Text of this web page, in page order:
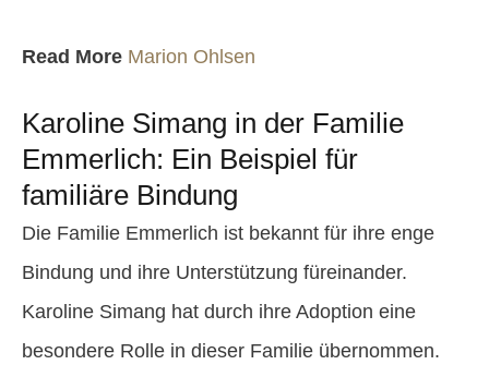
Read More Marion Ohlsen
Karoline Simang in der Familie
Emmerlich: Ein Beispiel für
familiäre Bindung
Die Familie Emmerlich ist bekannt für ihre enge
Bindung und ihre Unterstützung füreinander.
Karoline Simang hat durch ihre Adoption eine
besondere Rolle in dieser Familie übernommen.